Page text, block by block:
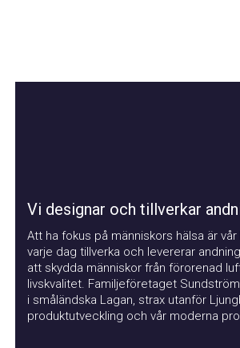
Vi designar och tillverkar
Att ha fokus på människors hälsa är vår
varje dag tillverka och levererar
att skydda människor från förorenad luft
livskvalitet. Familjeföretaget Sundström
i småländska Lagan, strax utanför
produktutveckling och vår moderna